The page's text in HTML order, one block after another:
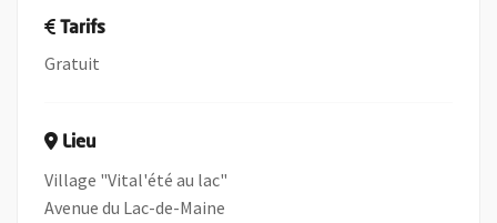
Tarifs
Gratuit
Lieu
Village "Vital'été au lac"
Avenue du Lac-de-Maine